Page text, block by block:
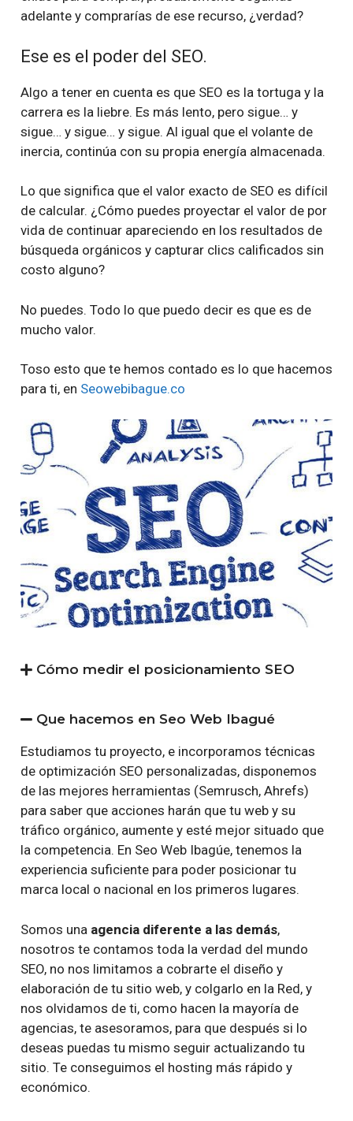
adelante y comprarías de ese recurso, ¿verdad?
Ese es el poder del SEO.
Algo a tener en cuenta es que SEO es la tortuga y la
carrera es la liebre. Es más lento, pero sigue… y
sigue… y sigue… y sigue. Al igual que el volante de
inercia, continúa con su propia energía almacenada.
Lo que significa que el valor exacto de SEO es difícil
de calcular. ¿Cómo puedes proyectar el valor de por
vida de continuar apareciendo en los resultados de
búsqueda orgánicos y capturar clics calificados sin
costo alguno?
No puedes. Todo lo que puedo decir es que es de
mucho valor.
Toso esto que te hemos contado es lo que hacemos
para ti, en Seowebibague.co
Cómo medir el posicionamiento SEO
Que hacemos en Seo Web Ibagué
Estudiamos tu proyecto, e incorporamos técnicas
de optimización SEO personalizadas, disponemos
de las mejores herramientas (Semrusch, Ahrefs)
para saber que acciones harán que tu web y su
tráfico orgánico, aumente y esté mejor situado que
la competencia. En Seo Web Ibagúe, tenemos la
experiencia suficiente para poder posicionar tu
marca local o nacional en los primeros lugares.
Somos una agencia diferente a las demás,
nosotros te contamos toda la verdad del mundo
SEO, no nos limitamos a cobrarte el diseño y
elaboración de tu sitio web, y colgarlo en la Red, y
nos olvidamos de ti, como hacen la mayoría de
agencias, te asesoramos, para que después si lo
deseas puedas tu mismo seguir actualizando tu
sitio. Te conseguimos el hosting más rápido y
económico.